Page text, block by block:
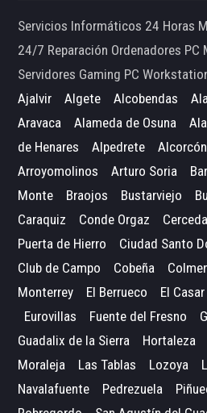
Servicios Informáticos 24 Horas
24/7 Reparación Ordenadores PC
Servidores Gaming PC
Ajalvir
Algete Alcobendas
Aravaca
Alameda de Osuna
de Henares
Alpedrete Alcorcón
Arroyomolinos
Arturo Soria
Monte
Braojos Bustarviejo
Caraquiz
Conde Orgaz Cerceda
Puerta de Hierro
Ciudad Santo
Club de Campo
Cobeña
Monterrey
El Berrueco El Casar
Eurovillas
Fuente del Fresno
Guadalix de la Sierra
Hortaleza
Moraleja
Las Tablas Lozoya
Navalafuente
Pedrezuela